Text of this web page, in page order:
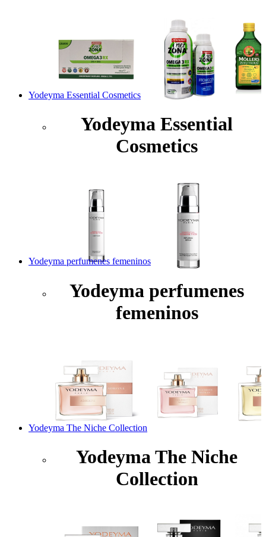
Yodeyma Essential Cosmetics
Yodeyma Essential
Cosmetics
Yodeyma perfumenes femeninos
Yodeyma perfumenes
femeninos
Yodeyma The Niche Collection
Yodeyma The Niche
Collection